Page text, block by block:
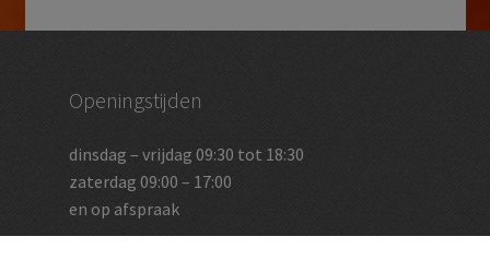
Openingstijden
dinsdag – vrijdag 09:30 tot 18:30
zaterdag 09:00 – 17:00
en op afspraak